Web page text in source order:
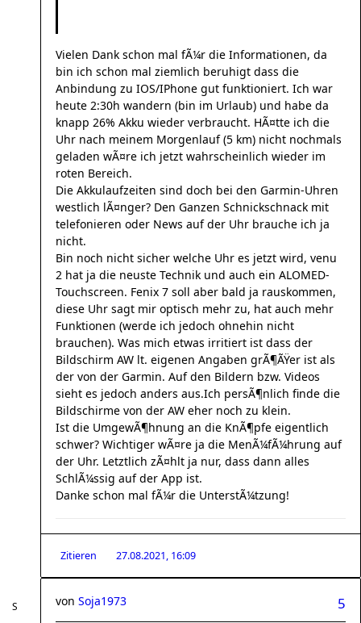
Vielen Dank schon mal fÃ¼r die Informationen, da
bin ich schon mal ziemlich beruhigt dass die
Anbindung zu IOS/IPhone gut funktioniert. Ich war
heute 2:30h wandern (bin im Urlaub) und habe da
knapp 26% Akku wieder verbraucht. HÃ¤tte ich die
Uhr nach meinem Morgenlauf (5 km) nicht nochmals
geladen wÃ¤re ich jetzt wahrscheinlich wieder im
roten Bereich.
Die Akkulaufzeiten sind doch bei den Garmin-Uhren
westlich lÃ¤nger? Den Ganzen Schnickschnack mit
telefonieren oder News auf der Uhr brauche ich ja
nicht.
Bin noch nicht sicher welche Uhr es jetzt wird, venu
2 hat ja die neuste Technik und auch ein ALOMED-
Touchscreen. Fenix 7 soll aber bald ja rauskommen,
diese Uhr sagt mir optisch mehr zu, hat auch mehr
Funktionen (werde ich jedoch ohnehin nicht
brauchen). Was mich etwas irritiert ist dass der
Bildschirm AW lt. eigenen Angaben grÃ¶ÃŸer ist als
der von der Garmin. Auf den Bildern bzw. Videos
sieht es jedoch anders aus.Ich persÃ¶nlich finde die
Bildschirme von der AW eher noch zu klein.
Ist die UmgewÃ¶hnung an die KnÃ¶pfe eigentlich
schwer? Wichtiger wÃ¤re ja die MenÃ¼fÃ¼hrung auf
der Uhr. Letztlich zÃ¤hlt ja nur, dass dann alles
SchlÃ¼ssig auf der App ist.
Danke schon mal fÃ¼r die UnterstÃ¼tzung!
Zitieren 27.08.2021, 16:09
5
von Soja1973